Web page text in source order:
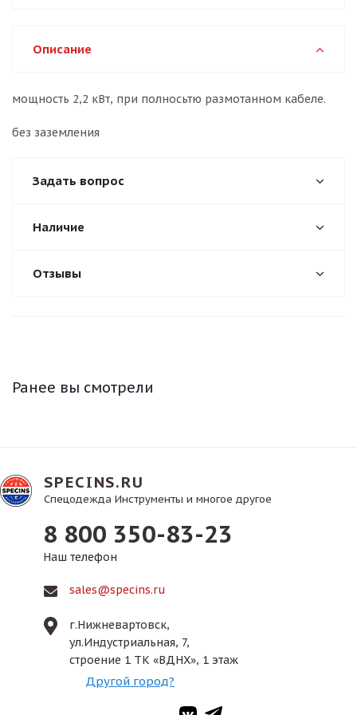
Описание
мощность 2,2 кВт, при полносьтю размотанном кабеле.
без заземления
Задать вопрос
Наличие
Отзывы
Ранее вы смотрели
SPECINS.RU
Спецодежда Инструменты и многое другое
8 800 350-83-23
Наш телефон
sales@specins.ru
г.Нижневартовск,
ул.Индустриальная, 7,
строение 1 ТК «ВДНХ», 1 этаж
Другой город?